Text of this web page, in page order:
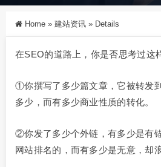
Home » 建站资讯 » Details
在SEO的道路上，你是否思考过这
①你撰写了多少篇文章，它被转发
多少，而有多少商业性质的转化。
②你发了多少个外链，有多少是有
网站排名的，而有多少是无意，却